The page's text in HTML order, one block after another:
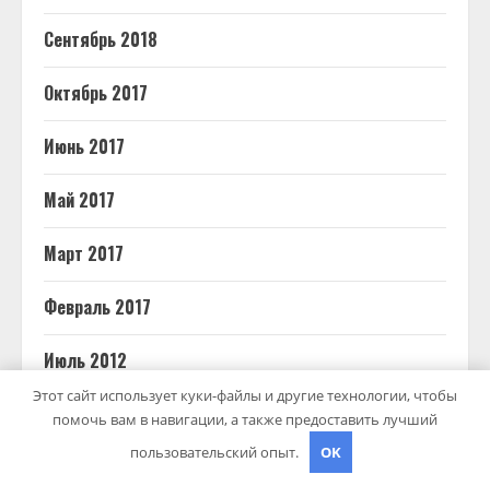
Сентябрь 2018
Октябрь 2017
Июнь 2017
Май 2017
Март 2017
Февраль 2017
Июль 2012
Этот сайт использует куки-файлы и другие технологии, чтобы
помочь вам в навигации, а также предоставить лучший
пользовательский опыт.
OK